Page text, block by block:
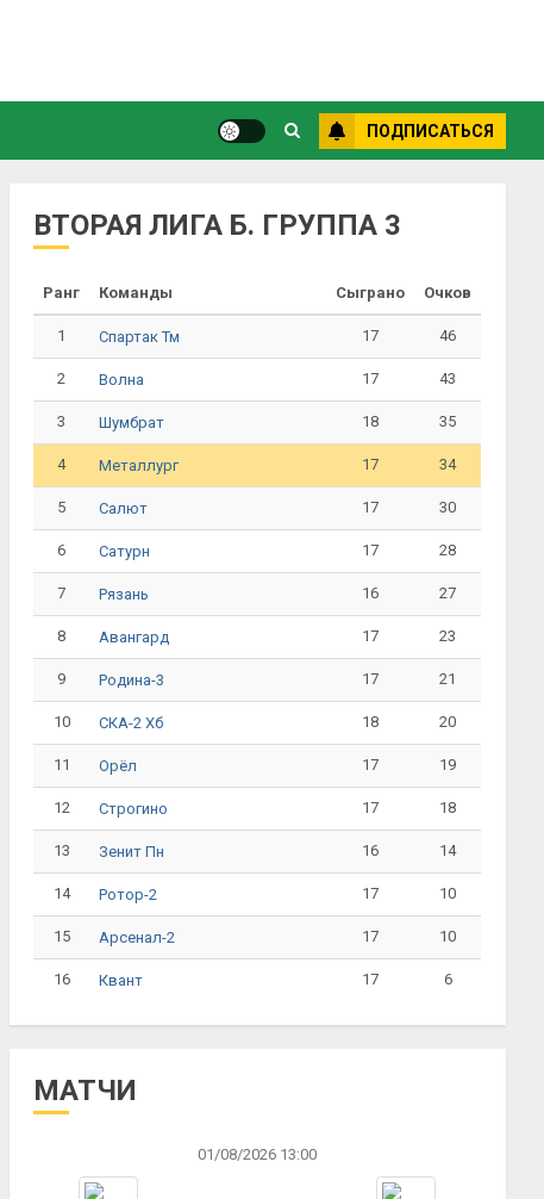
ПОДПИСАТЬСЯ
ВТОРАЯ ЛИГА Б. ГРУППА 3
Ранг Команды Сыграно Очков
1 Спартак Тм 17 46
2 Волна 17 43
3 Шумбрат 18 35
4 Металлург 17 34
5 Салют 17 30
6 Сатурн 17 28
7 Рязань 16 27
8 Авангард 17 23
9 Родина-3 17 21
10 СКА-2 Хб 18 20
11 Орёл 17 19
12 Строгино 17 18
13 Зенит Пн 16 14
14 Ротор-2 17 10
15 Арсенал-2 17 10
16 Квант 17 6
МАТЧИ
01/08/2026 13:00